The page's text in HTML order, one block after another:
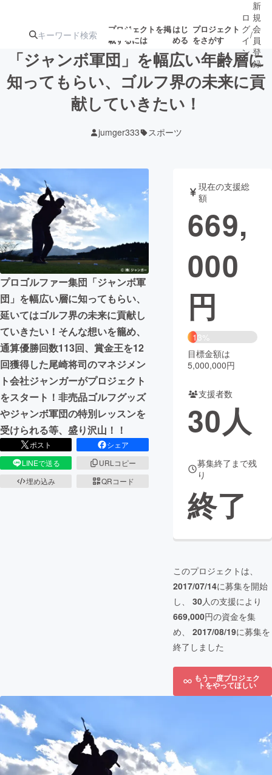
プロジェクトを掲
載するには
はじ
める
プロジェクト
をさがす
注目のリ 注目の新着プロ募集終了が近いプ
テクノロジー・ガジェット
映像・映画 書籍・雑誌
ビジネス・起業 チャレンジ
まちづくり・地域活性化
CAMPFIRE for Social Good
CAMPFIRE Creation
CAMPFIREふるさと納税machi-ya コミュニティ
ロ
グ
イ
ン
/
新
規
会
員
登
録
「ジャンボ軍団」を幅広い年齢層に
知ってもらい、ゴルフ界の未来に貢
献していきたい！
jumger333 スポーツ
プロゴルファー集団「ジャンボ軍
団」を幅広い層に知ってもらい、
延いてはゴルフ界の未来に貢献し
ていきたい！そんな想いを籠め、
通算優勝回数113回、賞金王を12
回獲得した尾崎将司のマネジメン
ト会社ジャンガーがプロジェクト
をスタート！非売品ゴルフグッズ
やジャンボ軍団の特別レッスンを
受けられる等、盛り沢山！！
ポスト
シェア
LINEで送る
URLコピー
埋め込み
QRコード
現在の支援総
額
669,
000
円
13%
目標金額は
5,000,000円
支援者数
30人
募集終了まで残
り
終了
このプロジェクトは、
2017/07/14に募集を開始
し、 30人の支援により
669,000円の資金を集
め、 2017/08/19に募集を
終了しました
もう一度プロジェク
トをやってほしい